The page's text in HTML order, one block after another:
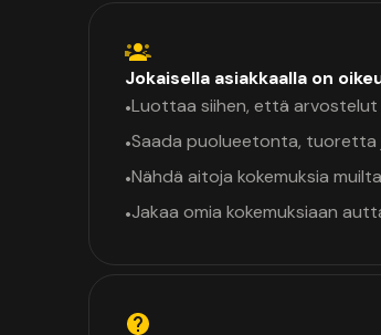
Jokaisella asiakkaalla on
•Luottaa siihen, että
•Saada puolueetonta,
•Nähdä aitoja kokemuksia
•Jakaa omia kokemuksiaan